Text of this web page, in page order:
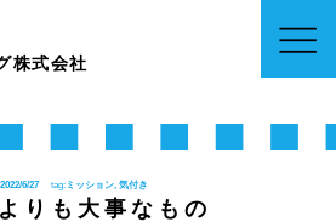
株式会社
2022/6/27 tag:ミッション, 気付き
りも大事なもの